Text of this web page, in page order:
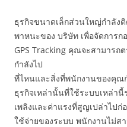
ธุรกิจขนาดเล็กส่วนใหญ่กำลัง
พาหนะของ บริษัท เพื่อจัดการ
GPS Tracking คุณจะสามารถ
กำลังไป
ที่ไหนและสิ่งที่พนักงานของคุณ
ธุรกิจเหล่านั้นที่ใช้ระบบเหล่านี้
เพลิงและค่าแรงที่สูญเปล่าไป
ใช้จ่ายของระบบ พนักงานไม่